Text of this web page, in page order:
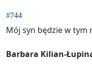
#744
Mój syn będzie w tym
Barbara Kilian-